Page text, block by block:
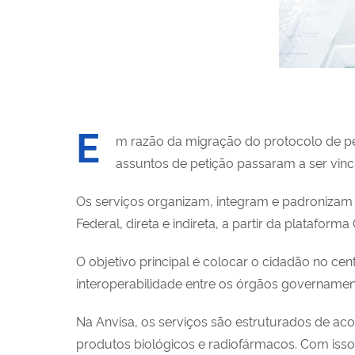
E
m razão da migração do protocolo de
assuntos de petição passaram a ser
Os serviços organizam, integram e padronizam
Federal, direta e indireta, a partir da plataforma
O objetivo principal é colocar o cidadão no
interoperabilidade entre os órgãos
Na Anvisa, os serviços são estruturados de
produtos biológicos e radiofármacos. Com